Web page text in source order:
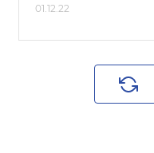
01.12.22